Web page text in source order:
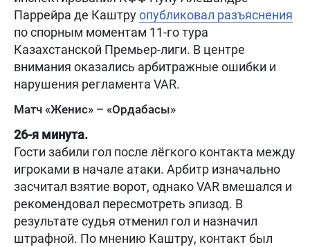
Паррейра де Каштруопубликовал разъяснения
по спорным моментам 11-го тура
Казахстанской Премьер-лиги. В центре
внимания оказались арбитражные ошибки и
нарушения регламента VAR.
Матч «Женис» – «Ордабасы»
26-я минута.
Гости забили гол после лёгкого контакта между
игроками в начале атаки. Арбитр изначально
засчитал взятие ворот, однако VAR вмешался и
рекомендовал пересмотреть эпизод. В
результате судья отменил гол и назначил
штрафной. По мнению Каштру, контакт был